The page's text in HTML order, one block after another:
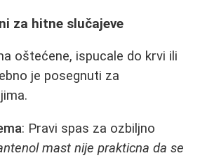
za hitne slučajeve
oštećene, ispucale do krvi ili
je posegnuti za
: Pravi spas za ozbiljno
mast nije prakticna da se